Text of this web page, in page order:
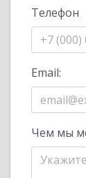
Телефон
Email:
Чем мы